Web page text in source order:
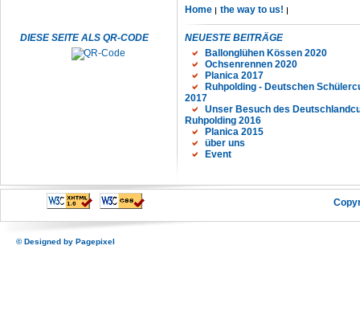
Home the way to us!
DIESE SEITE ALS QR-CODE
NEUESTE BEITRÄGE
Ballonglühen Kössen 2020
Ochsenrennen 2020
Planica 2017
Ruhpolding - Deutschen
2017
Unser Besuch des
Ruhpolding 2016
Planica 2015
über uns
Event
© Designed by Pagepixel